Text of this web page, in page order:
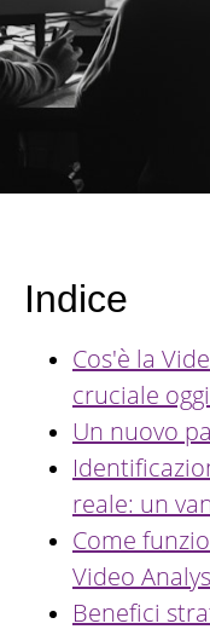
Indice
Cos'è la
cruciale
Un nuovo
reale: un
Come
Video
Benefici